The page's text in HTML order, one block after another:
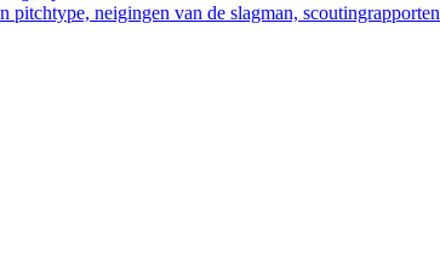
neigingen van de slagman, scoutingrapporten